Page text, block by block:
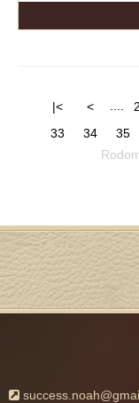
|< <
33
34 35